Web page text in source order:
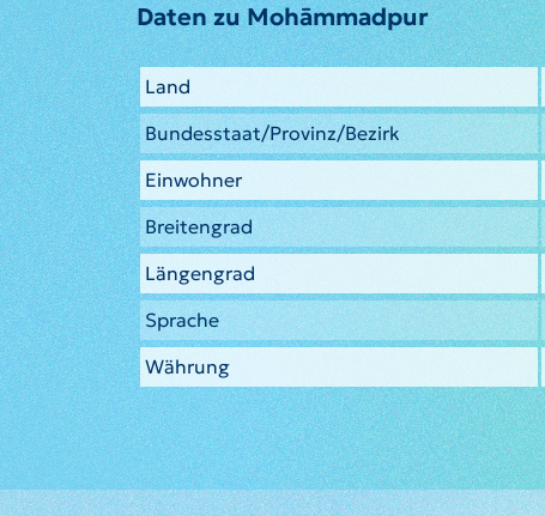
Daten zu Mohāmmadpur
Land
Bundesstaat/Provinz/Bezirk
Einwohner
Breitengrad
Längengrad
Sprache
Währung